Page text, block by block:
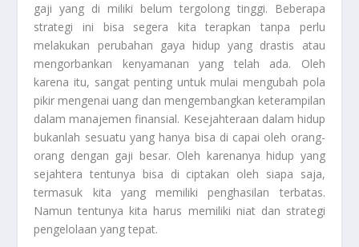
gaji yang di miliki belum tergolong tinggi. Beberapa
strategi ini bisa segera kita terapkan tanpa perlu
melakukan perubahan gaya hidup yang drastis atau
mengorbankan kenyamanan yang telah ada. Oleh
karena itu, sangat penting untuk mulai mengubah pola
pikir mengenai uang dan mengembangkan keterampilan
dalam manajemen finansial. Kesejahteraan dalam hidup
bukanlah sesuatu yang hanya bisa di capai oleh orang-
orang dengan gaji besar. Oleh karenanya hidup yang
sejahtera tentunya bisa di ciptakan oleh siapa saja,
termasuk kita yang memiliki penghasilan terbatas.
Namun tentunya kita harus memiliki niat dan strategi
pengelolaan yang tepat.